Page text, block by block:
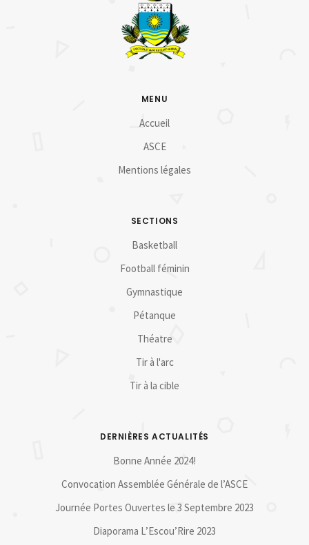
MENU
Accueil
ASCE
Mentions légales
SECTIONS
Basketball
Football féminin
Gymnastique
Pétanque
Théatre
Tir à l'arc
Tir à la cible
DERNIÈRES ACTUALITÉS
Bonne Année 2024!
Convocation Assemblée Générale de l’ASCE
Journée Portes Ouvertes le 3 Septembre 2023
Diaporama L’Escou’Rire 2023